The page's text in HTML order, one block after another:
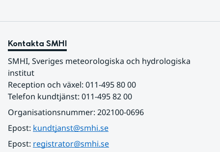
Kontakta SMHI
SMHI, Sveriges meteorologiska och hydrologiska
institut
Reception och växel: 011-495 80 00
Telefon kundtjänst: 011-495 82 00
Organisationsnummer: 202100-0696
Epost: kundtjanst@smhi.se
Epost: registrator@smhi.se